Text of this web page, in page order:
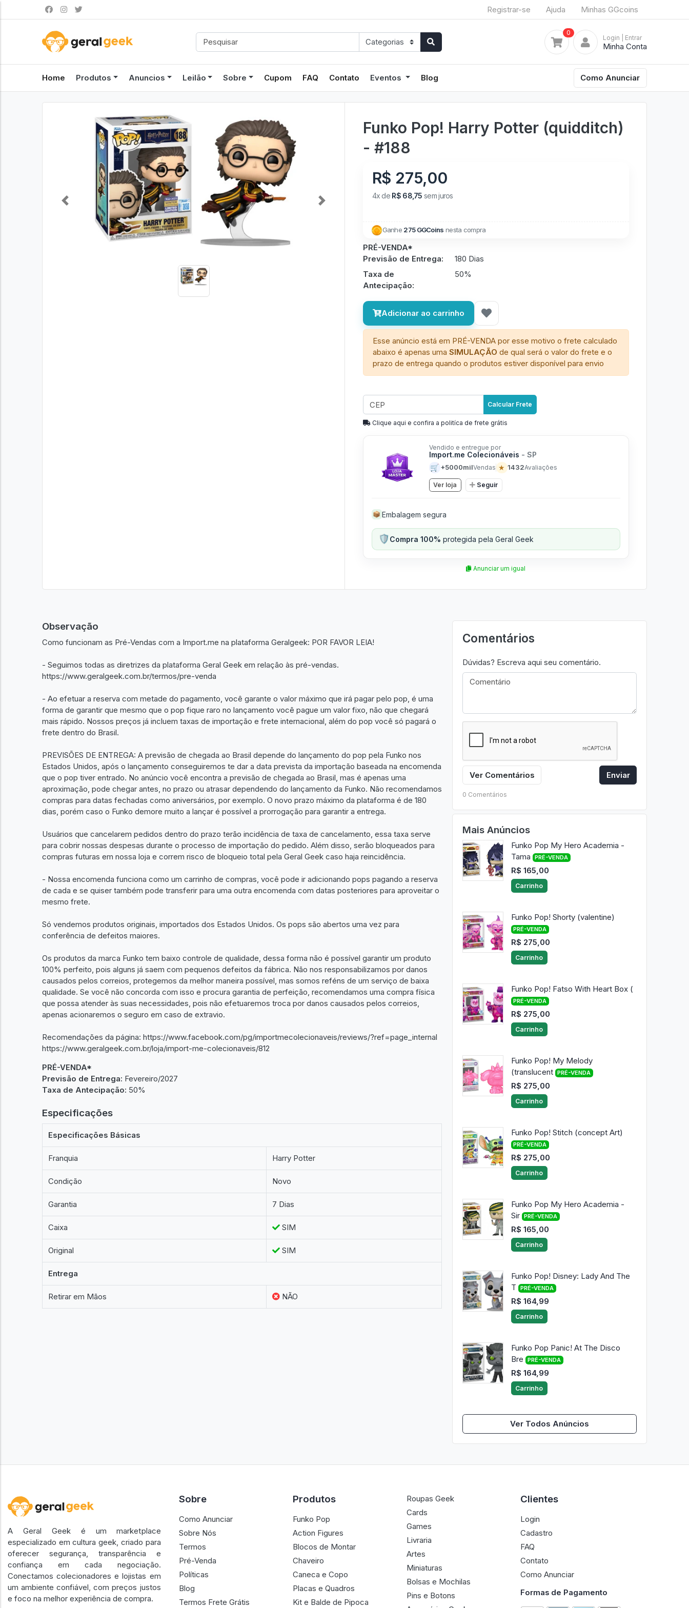
Registrar-se Ajuda Minhas GGcoins
0
Login | Entrar
Minha Conta
Home Produtos Anuncios Leilão Sobre Cupom FAQ Contato Eventos Blog Como Anunciar
Previous Next
Funko Pop! Harry Potter (quidditch)
- #188
R$ 275,00
4x de R$ 68,75 sem juros
Ganhe 275 GGCoins nesta compra
PRÉ-VENDA*
Previsão de Entrega:
180 Dias
Taxa de
Antecipação:
50%
Adicionar ao carrinho
Esse anúncio está em PRÉ-VENDA por esse motivo o frete calculado
abaixo é apenas umaSIMULAÇÃO de qual será o valor do frete e o
prazo de entrega quando o produtos estiver disponível para envio
Calcular Frete
Clique aqui e confira a politíca de frete grátis
Vendido e entregue por
Import.me Colecionáveis - SP
🛒 +5000milVendas ★ 1432Avaliações
Ver loja Seguir
📦 Embalagem segura
🛡️Compra 100% protegida pela Geral Geek
Anunciar um igual
Observação
Como funcionam as Pré-Vendas com a Import.me na plataforma Geralgeek: POR FAVOR LEIA!
- Seguimos todas as diretrizes da plataforma Geral Geek em relação às pré-vendas.
https://www.geralgeek.com.br/termos/pre-venda
- Ao efetuar a reserva com metade do pagamento, você garante o valor máximo que irá pagar pelo pop, é uma
forma de garantir que mesmo que o pop fique raro no lançamento você pague um valor fixo, não que chegará
mais rápido. Nossos preços já incluem taxas de importação e frete internacional, além do pop você só pagará o
frete dentro do Brasil.
PREVISÕES DE ENTREGA: A previsão de chegada ao Brasil depende do lançamento do pop pela Funko nos
Estados Unidos, após o lançamento conseguiremos te dar a data prevista da importação baseada na encomenda
que o pop tiver entrado. No anúncio você encontra a previsão de chegada ao Brasil, mas é apenas uma
aproximação, pode chegar antes, no prazo ou atrasar dependendo do lançamento da Funko. Não recomendamos
compras para datas fechadas como aniversários, por exemplo. O novo prazo máximo da plataforma é de 180
dias, porém caso o Funko demore muito a lançar é possível a prorrogação para garantir a entrega.
Usuários que cancelarem pedidos dentro do prazo terão incidência de taxa de cancelamento, essa taxa serve
para cobrir nossas despesas durante o processo de importação do pedido. Além disso, serão bloqueados para
compras futuras em nossa loja e correm risco de bloqueio total pela Geral Geek caso haja reincidência.
- Nossa encomenda funciona como um carrinho de compras, você pode ir adicionando pops pagando a reserva
de cada e se quiser também pode transferir para uma outra encomenda com datas posteriores para aproveitar o
mesmo frete.
Só vendemos produtos originais, importados dos Estados Unidos. Os pops são abertos uma vez para
conferência de defeitos maiores.
Os produtos da marca Funko tem baixo controle de qualidade, dessa forma não é possível garantir um produto
100% perfeito, pois alguns já saem com pequenos defeitos da fábrica. Não nos responsabilizamos por danos
causados pelos correios, protegemos da melhor maneira possível, mas somos reféns de um serviço de baixa
qualidade. Se você não concorda com isso e procura garantia de perfeição, recomendamos uma compra física
que possa atender às suas necessidades, pois não efetuaremos troca por danos causados pelos correios,
apenas acionaremos o seguro em caso de extravio.
Recomendações da página: https://www.facebook.com/pg/importmecolecionaveis/reviews/?ref=page_internal
https://www.geralgeek.com.br/loja/import-me-colecionaveis/812
PRÉ-VENDA*
Previsão de Entrega: Fevereiro/2027
Taxa de Antecipação: 50%
Especificações
Especificações Básicas
Franquia Harry Potter
Condição Novo
Garantia 7 Dias
Caixa SIM
Original SIM
Entrega
Retirar em Mãos NÃO
Comentários
Dúvidas? Escreva aqui seu comentário.
Ver Comentários Enviar
0 Comentários
Mais Anúncios
Funko Pop My Hero Academia -
Tama
PRÉ-VENDA
R$ 165,00
Carrinho
Funko Pop! Shorty (valentine)
PRÉ-VENDA
R$ 275,00
Carrinho
Funko Pop! Fatso With Heart Box (
PRÉ-VENDA
R$ 275,00
Carrinho
Funko Pop! My Melody
(translucent
PRÉ-VENDA
R$ 275,00
Carrinho
Funko Pop! Stitch (concept Art)
PRÉ-VENDA
R$ 275,00
Carrinho
Funko Pop My Hero Academia -
Sir PRÉ-VENDA
R$ 165,00
Carrinho
Funko Pop! Disney: Lady And The
T
PRÉ-VENDA
R$ 164,99
Carrinho
Funko Pop Panic! At The Disco
Bre
PRÉ-VENDA
R$ 164,99
Carrinho
Ver Todos Anúncios
A Geral Geek é um marketplace
especializado em cultura geek, criado para
oferecer segurança, transparência e
confiança em cada negociação.
Conectamos colecionadores e lojistas em
um ambiente confiável, com preços justos
e foco na melhor experiência de compra.
Sobre
Como Anunciar
Sobre Nós
Termos
Pré-Venda
Políticas
Blog
Termos Frete Grátis
Produtos
Funko Pop
Action Figures
Blocos de Montar
Chaveiro
Caneca e Copo
Placas e Quadros
Kit e Balde de Pipoca
Roupas Geek
Cards
Games
Livraria
Artes
Miniaturas
Bolsas e Mochilas
Pins e Botons
Clientes
Login
Cadastro
FAQ
Contato
Como Anunciar
Formas de Pagamento